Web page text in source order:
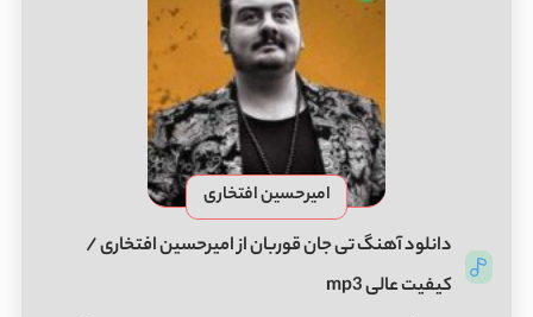
امیرحسین افتخاری
دانلود آهنگ تی جان قوربان از امیرحسین افتخاری /
کیفیت عالی mp3